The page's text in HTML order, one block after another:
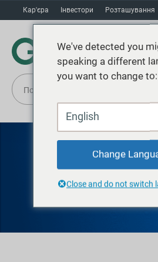
Кар'єра Інвестори Розташування
ГРАЙФ
СТАЛЕВІ БАРАБАНИ
We've detected you
speaking a different
you want to change to:
English
Change
Close and do not switch